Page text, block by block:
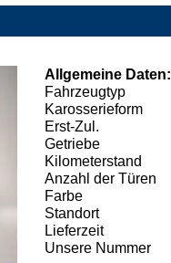
Allgemeine Daten:
Fahrzeugtyp
Karosserieform
Erst-Zul.
Getriebe
Kilometerstand
Anzahl der Türen
Farbe
Standort
Lieferzeit
Unsere Nummer